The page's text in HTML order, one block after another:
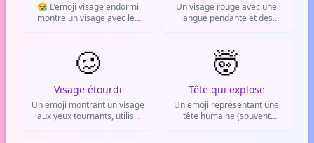
😪 L'emoji visage endormi
montre un visage avec les
qu'on est fatigué ou qu'on
s'endort.
Un visage rouge avec une
langue pendante et des
fatigue et de la sensation
d'étouffement.
🥴
Visage étourdi
Un emoji montrant un visage
aux yeux tournants, utilisé
🤯
Tête qui explose
Un emoji représentant une
tête humaine (souvent